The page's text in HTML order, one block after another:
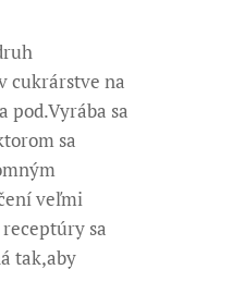
cukrárstve na
pod.Vyrába sa
sa
veľmi
sa
tak,aby